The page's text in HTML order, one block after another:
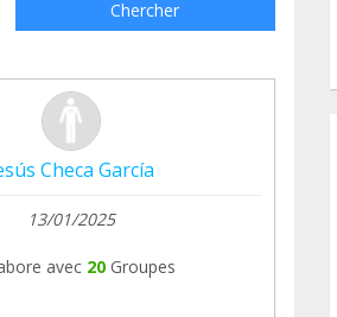
Chercher
Checa García
13/01/2025
avec 20 Groupes